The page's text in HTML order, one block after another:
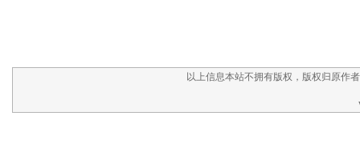
以上信息本站不拥有版权，版权归原作